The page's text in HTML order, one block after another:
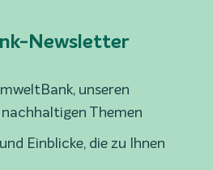
Newsletter
unseren
Themen
Einblicke, die zu Ihnen